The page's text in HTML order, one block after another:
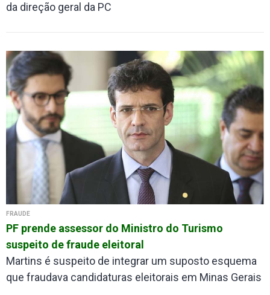
da direção geral da PC
FRAUDE
PF prende assessor do Ministro do Turismo
suspeito de fraude eleitoral
Martins é suspeito de integrar um suposto esquema
que fraudava candidaturas eleitorais em Minas Gerais